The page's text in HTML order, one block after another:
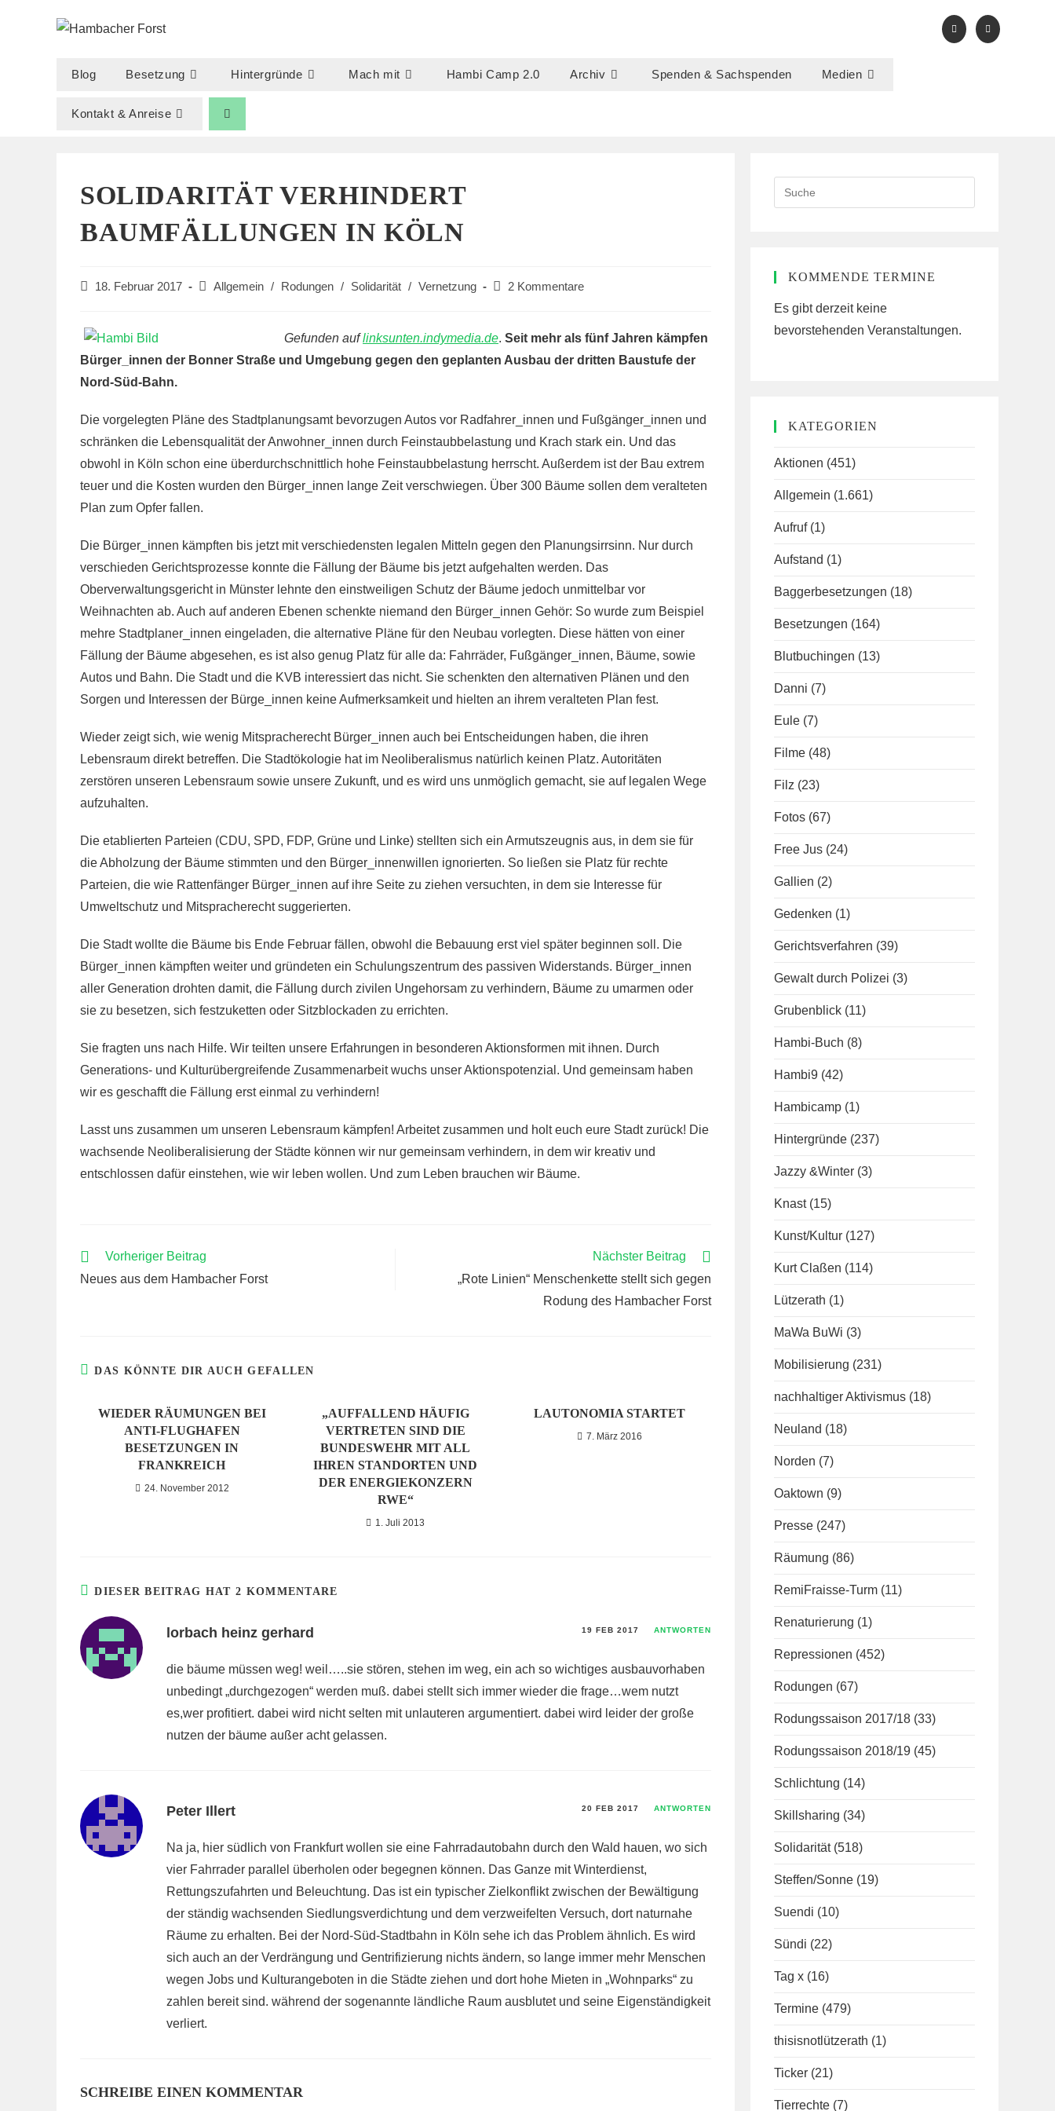
Blog Besetzung Hintergründe Mach mit Hambi Camp 2.0 Archiv Spenden & Sachspenden Medien
Kontakt & Anreise
SOLIDARITÄT VERHINDERT
BAUMFÄLLUNGEN IN KÖLN
Beitrag18. Februar 2017
Beitrags-
Allgemein / Rodungen / Solidarität / Vernetzung
Beitrags-
2 Kommentare
Gefunden auflinksunten.indymedia.de. Seit mehr als fünf Jahren kämpfen
Bürger_innen der Bonner Straße und Umgebung gegen den geplanten Ausbau der dritten Baustufe der
Nord-Süd-Bahn.
Die vorgelegten Pläne des Stadtplanungsamt bevorzugen Autos vor Radfahrer_innen und Fußgänger_innen und
schränken die Lebensqualität der Anwohner_innen durch Feinstaubbelastung und Krach stark ein. Und das
obwohl in Köln schon eine überdurchschnittlich hohe Feinstaubbelastung herrscht. Außerdem ist der Bau extrem
teuer und die Kosten wurden den Bürger_innen lange Zeit verschwiegen. Über 300 Bäume sollen dem veralteten
Plan zum Opfer fallen.
Die Bürger_innen kämpften bis jetzt mit verschiedensten legalen Mitteln gegen den Planungsirrsinn. Nur durch
verschieden Gerichtsprozesse konnte die Fällung der Bäume bis jetzt aufgehalten werden. Das
Oberverwaltungsgericht in Münster lehnte den einstweiligen Schutz der Bäume jedoch unmittelbar vor
Weihnachten ab. Auch auf anderen Ebenen schenkte niemand den Bürger_innen Gehör: So wurde zum Beispiel
mehre Stadtplaner_innen eingeladen, die alternative Pläne für den Neubau vorlegten. Diese hätten von einer
Fällung der Bäume abgesehen, es ist also genug Platz für alle da: Fahrräder, Fußgänger_innen, Bäume, sowie
Autos und Bahn. Die Stadt und die KVB interessiert das nicht. Sie schenkten den alternativen Plänen und den
Sorgen und Interessen der Bürge_innen keine Aufmerksamkeit und hielten an ihrem veralteten Plan fest.
Wieder zeigt sich, wie wenig Mitspracherecht Bürger_innen auch bei Entscheidungen haben, die ihren
Lebensraum direkt betreffen. Die Stadtökologie hat im Neoliberalismus natürlich keinen Platz. Autoritäten
zerstören unseren Lebensraum sowie unsere Zukunft, und es wird uns unmöglich gemacht, sie auf legalen Wege
aufzuhalten.
Die etablierten Parteien (CDU, SPD, FDP, Grüne und Linke) stellten sich ein Armutszeugnis aus, in dem sie für
die Abholzung der Bäume stimmten und den Bürger_innenwillen ignorierten. So ließen sie Platz für rechte
Parteien, die wie Rattenfänger Bürger_innen auf ihre Seite zu ziehen versuchten, in dem sie Interesse für
Umweltschutz und Mitspracherecht suggerierten.
Die Stadt wollte die Bäume bis Ende Februar fällen, obwohl die Bebauung erst viel später beginnen soll. Die
Bürger_innen kämpften weiter und gründeten ein Schulungszentrum des passiven Widerstands. Bürger_innen
aller Generation drohten damit, die Fällung durch zivilen Ungehorsam zu verhindern, Bäume zu umarmen oder
sie zu besetzen, sich festzuketten oder Sitzblockaden zu errichten.
Sie fragten uns nach Hilfe. Wir teilten unsere Erfahrungen in besonderen Aktionsformen mit ihnen. Durch
Generations- und Kulturübergreifende Zusammenarbeit wuchs unser Aktionspotenzial. Und gemeinsam haben
wir es geschafft die Fällung erst einmal zu verhindern!
Lasst uns zusammen um unseren Lebensraum kämpfen! Arbeitet zusammen und holt euch eure Stadt zurück! Die
wachsende Neoliberalisierung der Städte können wir nur gemeinsam verhindern, in dem wir kreativ und
entschlossen dafür einstehen, wie wir leben wollen. Und zum Leben brauchen wir Bäume.
WEITERE
ANSEHEN
Vorheriger Beitrag
Neues aus dem Hambacher Forst
Nächster Beitrag
„Rote Linien“ Menschenkette stellt sich gegen
Rodung des Hambacher Forst
DAS KÖNNTE DIR AUCH GEFALLEN
WIEDER RÄUMUNGEN BEI
ANTI-FLUGHAFEN
BESETZUNGEN IN
FRANKREICH
24. November 2012
„AUFFALLEND HÄUFIG
VERTRETEN SIND DIE
BUNDESWEHR MIT ALL
IHREN STANDORTEN UND
DER ENERGIEKONZERN
RWE“
1. Juli 2013
LAUTONOMIA STARTET
7. März 2016
DIESER BEITRAG HAT 2 KOMMENTARE
lorbach heinz gerhard 19 FEB 2017 ANTWORTEN
die bäume müssen weg! weil…..sie stören, stehen im weg, ein ach so wichtiges ausbauvorhaben
unbedingt „durchgezogen“ werden muß. dabei stellt sich immer wieder die frage…wem nutzt
es,wer profitiert. dabei wird nicht selten mit unlauteren argumentiert. dabei wird leider der große
nutzen der bäume außer acht gelassen.
Peter Illert 20 FEB 2017 ANTWORTEN
Na ja, hier südlich von Frankfurt wollen sie eine Fahrradautobahn durch den Wald hauen, wo sich
vier Fahrrader parallel überholen oder begegnen können. Das Ganze mit Winterdienst,
Rettungszufahrten und Beleuchtung. Das ist ein typischer Zielkonflikt zwischen der Bewältigung
der ständig wachsenden Siedlungsverdichtung und dem verzweifelten Versuch, dort naturnahe
Räume zu erhalten. Bei der Nord-Süd-Stadtbahn in Köln sehe ich das Problem ähnlich. Es wird
sich auch an der Verdrängung und Gentrifizierung nichts ändern, so lange immer mehr Menschen
wegen Jobs und Kulturangeboten in die Städte ziehen und dort hohe Mieten in „Wohnparks“ zu
zahlen bereit sind. während der sogenannte ländliche Raum ausblutet und seine Eigenständigkeit
verliert.
SCHREIBE EINEN KOMMENTAR
this
KOMMENDE TERMINE
Es gibt derzeit keine
bevorstehenden Veranstaltungen.
KATEGORIEN
Aktionen (451)
Allgemein (1.661)
Aufruf (1)
Aufstand (1)
Baggerbesetzungen (18)
Besetzungen (164)
Blutbuchingen (13)
Danni (7)
Eule (7)
Filme (48)
Filz (23)
Fotos (67)
Free Jus (24)
Gallien (2)
Gedenken (1)
Gerichtsverfahren (39)
Gewalt durch Polizei (3)
Grubenblick (11)
Hambi-Buch (8)
Hambi9 (42)
Hambicamp (1)
Hintergründe (237)
Jazzy &Winter (3)
Knast (15)
Kunst/Kultur (127)
Kurt Claßen (114)
Lützerath (1)
MaWa BuWi (3)
Mobilisierung (231)
nachhaltiger Aktivismus (18)
Neuland (18)
Norden (7)
Oaktown (9)
Presse (247)
Räumung (86)
RemiFraisse-Turm (11)
Renaturierung (1)
Repressionen (452)
Rodungen (67)
Rodungssaison 2017/18 (33)
Rodungssaison 2018/19 (45)
Schlichtung (14)
Skillsharing (34)
Solidarität (518)
Steffen/Sonne (19)
Suendi (10)
Sündi (22)
Tag x (16)
Termine (479)
thisisnotlützerath (1)
Ticker (21)
Tierrechte (7)